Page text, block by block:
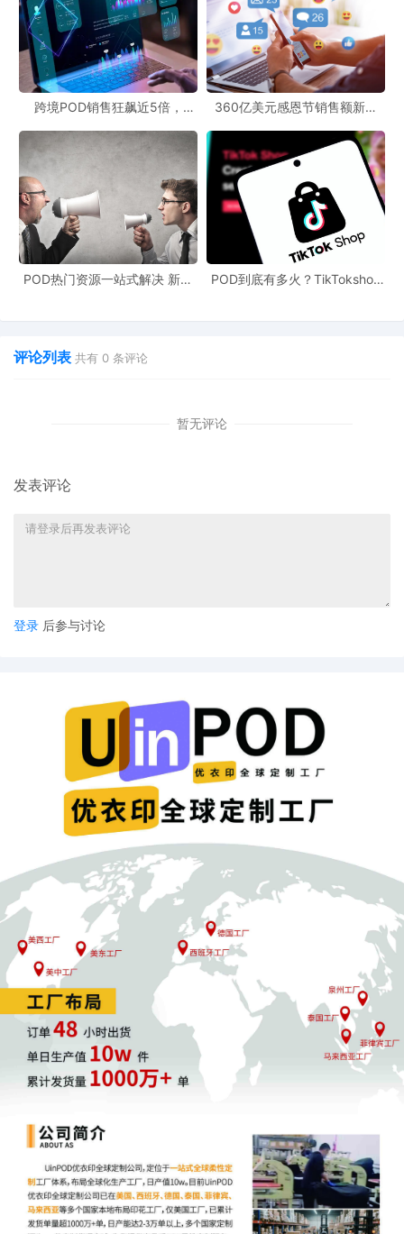
跨境POD销售狂飙近5倍，
360亿美元感恩节销售额新纪
新风潮！
POD热门资源一站式解决 新手
POD到底有多火？TikTokshop
评论列表 共有 0 条评论
暂无评论
发表评论
登录 后参与讨论